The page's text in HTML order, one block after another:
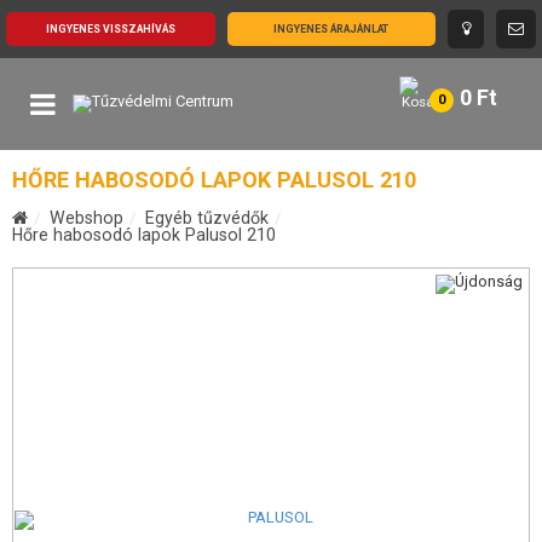
INGYENES VISSZAHÍVÁS INGYENES ÁRAJÁNLAT
0 0 Ft
HŐRE HABOSODÓ LAPOK PALUSOL 210
Webshop
Egyéb tűzvédők
Hőre habosodó lapok Palusol 210